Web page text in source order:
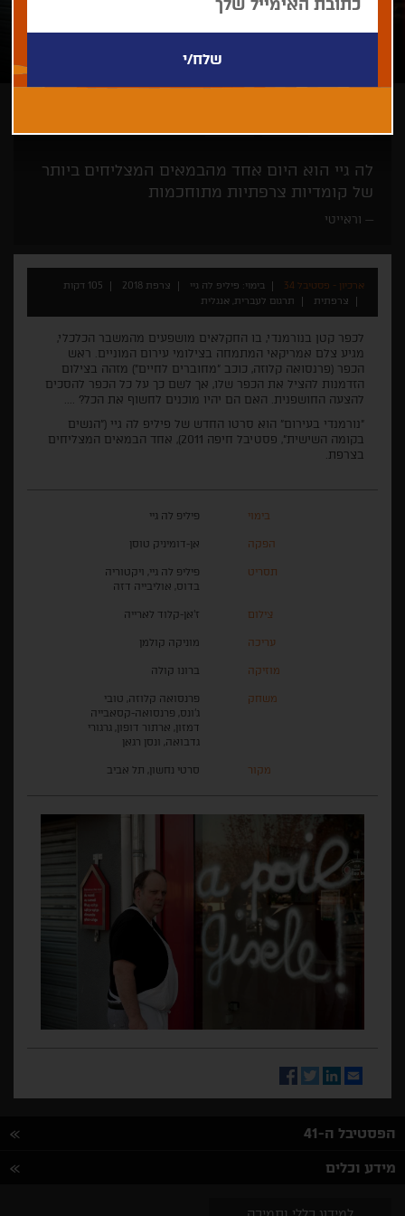
לה גיי הוא היום אחד מהבמאים המצליחים ביותר
של קומדיות צרפתיות מתוחכמות
וראייטי
ארכיון - פסטיבל 34 בימוי: פיליפ לה גיי צרפת 2018
105 דקות
צרפתית
תרגום לעברית, אנגלית
לכפר קטן בנורמנדי, בו החקלאים מושפעים מהמשבר הכלכלי,
מגיע צלם אמריקאי המתמחה בצילומי עירום המוניים. ראש
הכפר (פרנסואה קלוזה, כוכב "מחוברים לחיים") מזהה בצילום
הזדמנות להציל את הכפר שלו, אך לשם כך על כל הכפר להסכים
להצעה החושפנית. האם הם יהיו מוכנים לחשוף את הכל? ....
"נורמנדי בעירום" הוא סרטו החדש של פיליפ לה גיי ("הנשים
בקומה השישית", פסטיבל חיפה 2011), אחד הבמאים המצליחים
בצרפת.
בימוי פיליפ לה גיי
הפקה אן-דומיניק טוסן
תסריט
פיליפ לה גיי, ויקטוריה
בדוס, אוליבייה דזה
צילום ז'אן-קלוד לארייה
עריכה מוניקה קולמן
מוזיקה ברונו קולה
משחק
פרנסואה קלוזה, טובי
ג'ונס, פרנסואה-קסאבייה
דמזון, ארתור דופון, גרגורי
גדבואה, ונסן רגאן
מקור סרטי נחשון, תל אביב
Email
LinkedIn
Twitter
Facebook
הפסטיבל ה-41
מידע וכלים